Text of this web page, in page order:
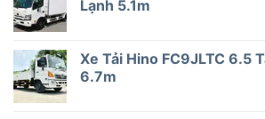
Lạnh 5.1m
Xe Tải Hino FC9JLTC 6.5
6.7m